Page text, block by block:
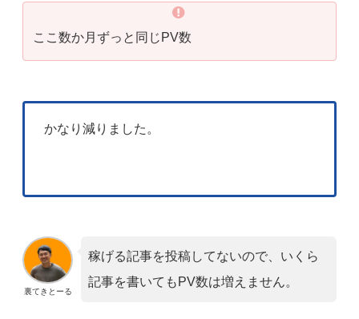
ここ数か月ずっと同じPV数
かなり減りました。
裏てきとーる
稼げる記事を投稿してないので、いくら
記事を書いてもPV数は増えません。